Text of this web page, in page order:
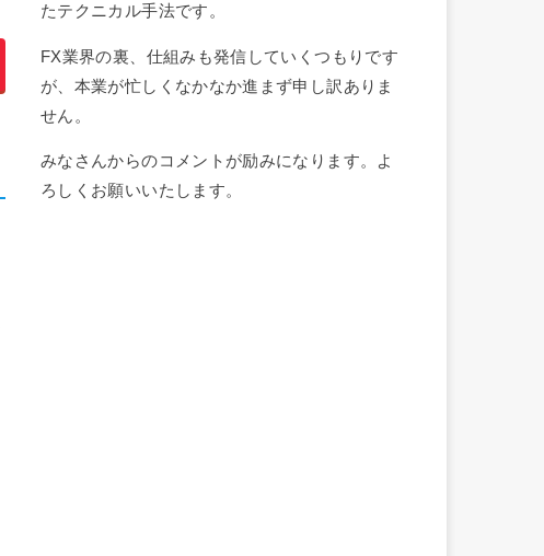
たテクニカル手法です。
FX業界の裏、仕組みも発信していくつもりです
が、本業が忙しくなかなか進まず申し訳ありま
せん。
みなさんからのコメントが励みになります。よ
ろしくお願いいたします。